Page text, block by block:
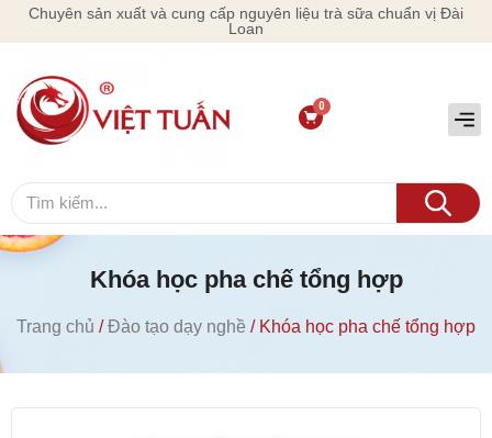
Chuyên sản xuất và cung cấp nguyên liệu trà sữa chuẩn vị Đài
Loan
Khóa học pha chế tổng hợp
Trang chủ /Đào tạo dạy nghề / Khóa học pha chế tổng hợp